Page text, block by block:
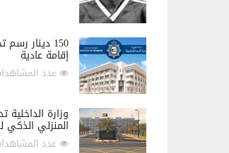
150 دينار
إقامة عادية
عدد المشاهدات
وزارة
المنزلي الذكي
عدد المشاهدات